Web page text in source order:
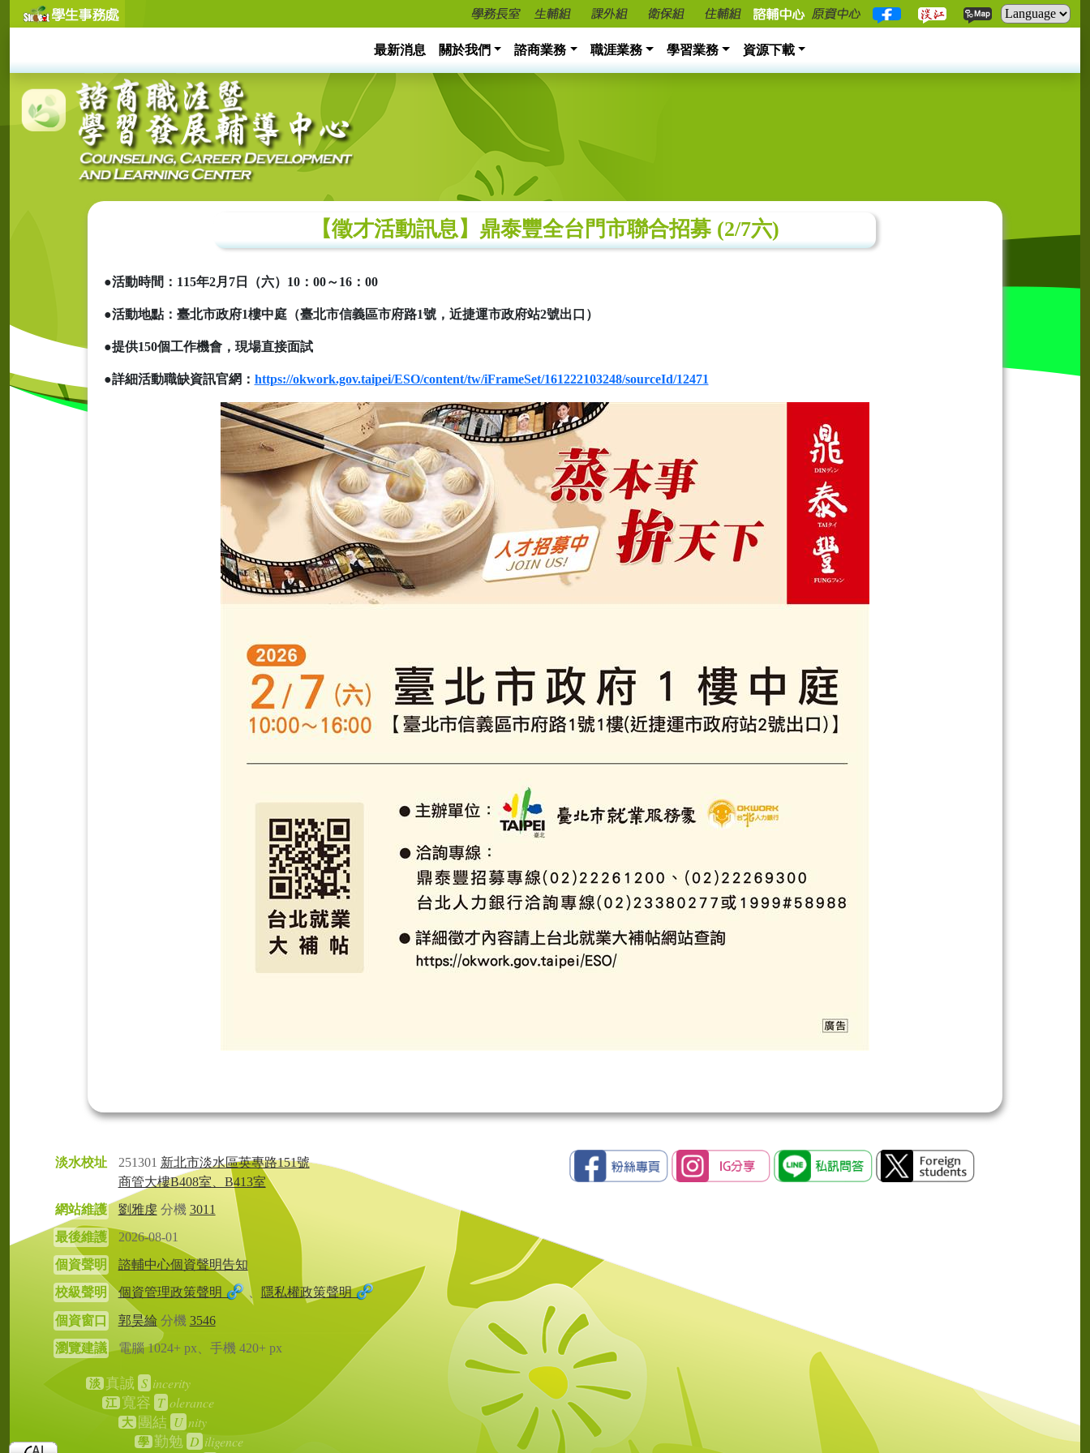
最新消息 關於我們 諮商業務 職涯業務 學習業務 資源下載
【徵才活動訊息】鼎泰豐全台門市聯合招募 (2/7六)
●活動時間：115年2月7日（六）10：00～16：00
●活動地點：臺北市政府1樓中庭（臺北市信義區市府路1號，近捷運市政府站2號出口）
●提供150個工作機會，現場直接面試
●詳細活動職缺資訊官網： https://okwork.gov.taipei/ESO/content/tw/iFrameSet/161222103248/sourceId/12471
淡水校址 251301 新北市淡水區英專路151號
商管大樓B408室、B413室
網站維護
劉雅虔分機 3011
最後維護
2026-08-01
個資聲明
諮輔中心個資聲明告知
校級聲明
個資管理政策聲明 、 隱私權政策聲明
個資窗口 郭昊綸 分機 3546
瀏覽建議
電腦 1024+ px、手機 420+ px
淡 真誠 S incerity
江 寬容 T olerance
大 團結 U nity
學 勤勉 D iligence